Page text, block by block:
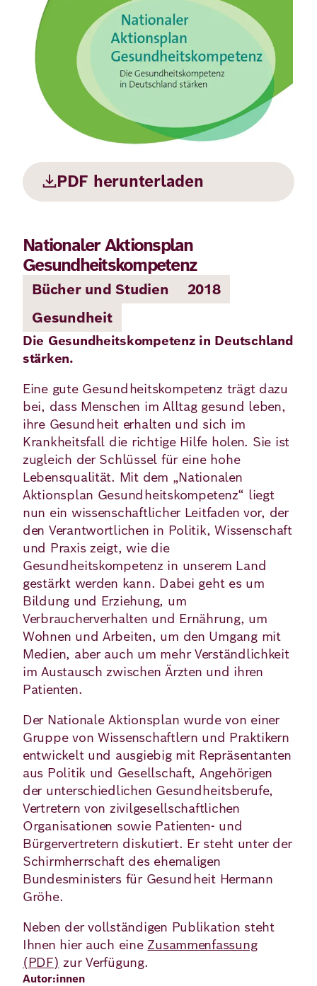
Karriere
Presse
Publikationen
Veranstaltungen
Robert
Bosch
Academy
Deutsch
Jahresbericht
Kontakt
Initiativen
Einrichtungen
Demokratie
Frieden
Klimawandel
Migration
Ukraine
PDF herunterladen
Nationaler Aktionsplan
Gesundheitskompetenz
Bücher und Studien
2018
Gesundheit
Die Gesundheitskompetenz in Deutschland
stärken.
Eine gute Gesundheitskompetenz trägt dazu
bei, dass Menschen im Alltag gesund leben,
ihre Gesundheit erhalten und sich im
Krankheitsfall die richtige Hilfe holen. Sie ist
zugleich der Schlüssel für eine hohe
Lebensqualität. Mit dem „Nationalen
Aktionsplan Gesundheitskompetenz“ liegt
nun ein wissenschaftlicher Leitfaden vor, der
den Verantwortlichen in Politik, Wissenschaft
und Praxis zeigt, wie die
Gesundheitskompetenz in unserem Land
gestärkt werden kann. Dabei geht es um
Bildung und Erziehung, um
Verbraucherverhalten und Ernährung, um
Wohnen und Arbeiten, um den Umgang mit
Medien, aber auch um mehr Verständlichkeit
im Austausch zwischen Ärzten und ihren
Patienten.
Der Nationale Aktionsplan wurde von einer
Gruppe von Wissenschaftlern und Praktikern
entwickelt und ausgiebig mit Repräsentanten
aus Politik und Gesellschaft, Angehörigen
der unterschiedlichen Gesundheitsberufe,
Vertretern von zivilgesellschaftlichen
Organisationen sowie Patienten- und
Bürgervertretern diskutiert. Er steht unter der
Schirmherrschaft des ehemaligen
Bundesministers für Gesundheit Hermann
Gröhe.
Neben der vollständigen Publikation steht
Ihnen hier auch eine Zusammenfassung
(PDF) zur Verfügung.
Autor:innen